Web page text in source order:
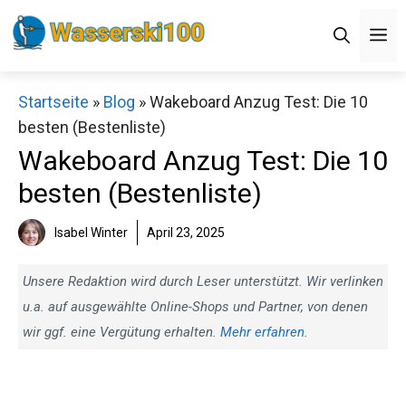
Zum
Inhalt
Startseite » Blog »Wakeboard Anzug Test: Die 10
besten (Bestenliste)
Wakeboard Anzug Test: Die 10
besten (Bestenliste)
Isabel Winter April 23, 2025
Unsere Redaktion wird durch Leser unterstützt. Wir verlinken
u.a. auf ausgewählte Online-Shops und Partner, von denen
wir ggf. eine Vergütung erhalten. Mehr erfahren.